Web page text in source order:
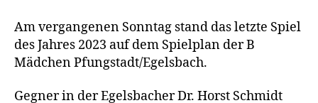
Am vergangenen Sonntag stand das letzte Spiel
des Jahres 2023 auf dem Spielplan der B
Mädchen Pfungstadt/Egelsbach.
Gegner in der Egelsbacher Dr. Horst Schmidt